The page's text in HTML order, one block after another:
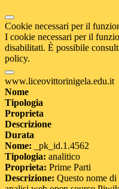
Cookie necessari per il
I cookie necessari per il
disabilitati. È possibile
policy.
www.liceovittorinigela.edu.it
Nome
Tipologia
Proprieta
Descrizione
Durata
Nome: _pk_id.1.4562
Tipologia: analitico
Proprieta: Prime Parti
Descrizione: Questo nome